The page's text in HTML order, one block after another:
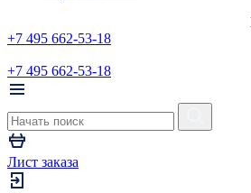
+7 495 662-53-18
+7 495 662-53-18
Лист заказа